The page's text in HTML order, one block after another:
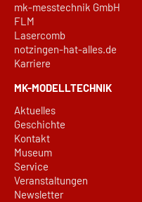
mk-messtechnik GmbH
FLM
Lasercomb
notzingen-hat-alles.de
Karriere
MK-MODELLTECHNIK
Aktuelles
Geschichte
Kontakt
Museum
Service
Veranstaltungen
Newsletter